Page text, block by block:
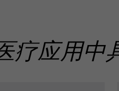
疗应用中